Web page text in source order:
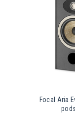
Focal Aria